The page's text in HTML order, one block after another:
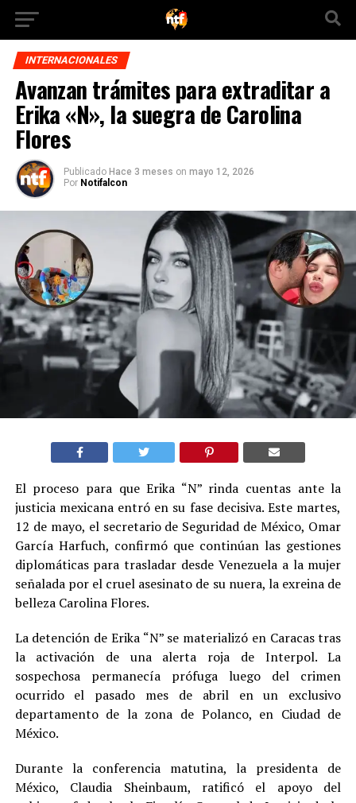
INTERNACIONALES
Avanzan trámites para extraditar a
Erika «N», la suegra de Carolina
Flores
Publicado Hace 3 meses on mayo 12, 2026
Por Notifalcon
El proceso para que Erika “N” rinda cuentas ante la
justicia mexicana entró en su fase decisiva. Este martes,
12 de mayo, el secretario de Seguridad de México, Omar
García Harfuch, confirmó que continúan las gestiones
diplomáticas para trasladar desde Venezuela a la mujer
señalada por el cruel asesinato de su nuera, la exreina de
belleza Carolina Flores.
La detención de Erika “N” se materializó en Caracas tras
la activación de una alerta roja de Interpol. La
sospechosa permanecía prófuga luego del crimen
ocurrido el pasado mes de abril en un exclusivo
departamento de la zona de Polanco, en Ciudad de
México.
Durante la conferencia matutina, la presidenta de
México, Claudia Sheinbaum, ratificó el apoyo del